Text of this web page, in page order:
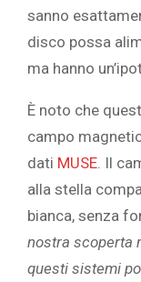
sanno
disco possa
ma hanno
È noto che
campo
dati MUSE. Il
alla stella
bianca, senza
nostra scoperta
questi sistemi